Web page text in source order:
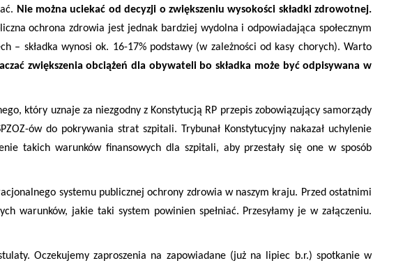
Nie można uciekać od decyzji o zwiększeniu wysokości składki zdrowotnej.
ochrona zdrowia jest jednak bardziej wydolna i odpowiadająca społecznym
– składka wynosi ok. 16-17% podstawy (w zależności od kasy chorych). Warto
zwiększenia obciążeń dla obywateli bo składka może być odpisywana w
który uznaje za niezgodny z Konstytucją RP przepis zobowiązujący samorządy
ów do pokrywania strat szpitali. Trybunał Konstytucyjny nakazał uchylenie
takich warunków finansowych dla szpitali, aby przestały się one w sposób
systemu publicznej ochrony zdrowia w naszym kraju. Przed ostatnimi
warunków, jakie taki system powinien spełniać. Przesyłamy je w załączeniu.
Oczekujemy zaproszenia na zapowiadane (już na lipiec b.r.) spotkanie w